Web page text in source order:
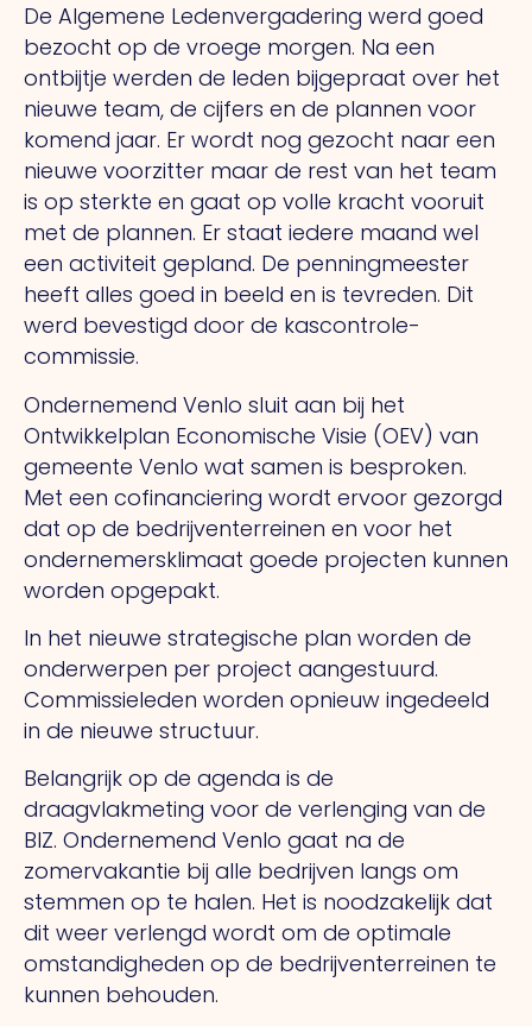
De Algemene Ledenvergadering werd goed
bezocht op de vroege morgen. Na een
ontbijtje werden de leden bijgepraat over het
nieuwe team, de cijfers en de plannen voor
komend jaar. Er wordt nog gezocht naar een
nieuwe voorzitter maar de rest van het team
is op sterkte en gaat op volle kracht vooruit
met de plannen. Er staat iedere maand wel
een activiteit gepland. De penningmeester
heeft alles goed in beeld en is tevreden. Dit
werd bevestigd door de kascontrole-
commissie.
Ondernemend Venlo sluit aan bij het
Ontwikkelplan Economische Visie (OEV) van
gemeente Venlo wat samen is besproken.
Met een cofinanciering wordt ervoor gezorgd
dat op de bedrijventerreinen en voor het
ondernemersklimaat goede projecten kunnen
worden opgepakt.
In het nieuwe strategische plan worden de
onderwerpen per project aangestuurd.
Commissieleden worden opnieuw ingedeeld
in de nieuwe structuur.
Belangrijk op de agenda is de
draagvlakmeting voor de verlenging van de
BIZ. Ondernemend Venlo gaat na de
zomervakantie bij alle bedrijven langs om
stemmen op te halen. Het is noodzakelijk dat
dit weer verlengd wordt om de optimale
omstandigheden op de bedrijventerreinen te
kunnen behouden.